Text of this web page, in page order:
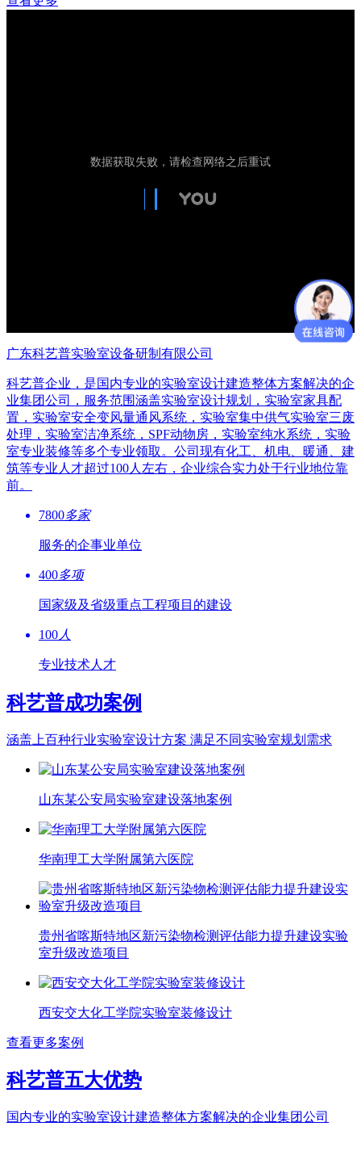
广东科艺普实验室设备研制有限公司
科艺普企业，是国内专业的实验室设计建造整体方案解决的企
业集团公司，服务范围涵盖实验室设计规划，实验室家具配
置，实验室安全变风量通风系统，实验室集中供气实验室三废
处理，实验室洁净系统，SPF动物房，实验室纯水系统，实验
室专业装修等多个专业领取。公司现有化工、机电、暖通、建
筑等专业人才超过100人左右，企业综合实力处于行业地位靠
前。
7800多家
服务的企事业单位
400多项
国家级及省级重点工程项目的建设
100 人
专业技术人才
科艺普成功案例
涵盖上百种行业实验室设计方案 满足不同实验室规划需求
山东某公安局实验室建设落地案例
华南理工大学附属第六医院
贵州省喀斯特地区新污染物检测评估能力提升建设实验
室升级改造项目
西安交大化工学院实验室装修设计
查看更多案例
科艺普五大优势
国内专业的实验室设计建造整体方案解决的企业集团公司